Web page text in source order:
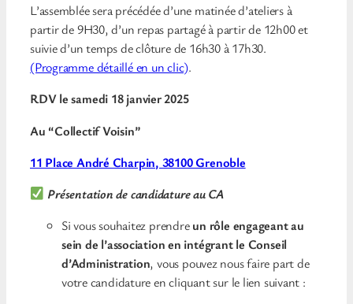
L’assemblée sera précédée d’une matinée d’ateliers à
partir de 9H30, d’un repas partagé à partir de 12h00 et
suivie d’un temps de clôturede 16h30 à 17h30.
(Programme détaillé en un clic).
RDV le samedi 18 janvier 2025
Au “Collectif Voisin”
11 Place André Charpin, 38100 Grenoble
Présentation de candidature au CA
Si vous souhaitez prendreun rôle engageant au
sein de l’association en intégrant le Conseil
d’Administration, vous pouvez nous faire part de
votre candidature en cliquant sur le lien suivant :